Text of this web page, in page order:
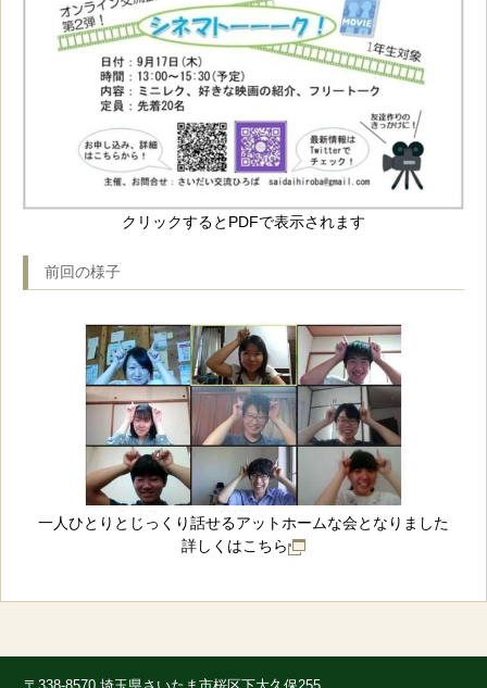
クリックするとPDFで表示されます
前回の様子
一人ひとりとじっくり話せるアットホームな会となりました
詳しくはこちら